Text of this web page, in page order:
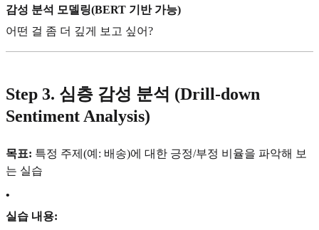
감성 분석 모델링(BERT 기반 가능)
어떤 걸 좀 더 깊게 보고 싶어?
Step 3. 심층 감성 분석 (Drill-down
Sentiment Analysis)
목표: 특정 주제(예: 배송)에 대한 긍정/부정 비율을 파악해 보
는 실습
•
실습 내용: